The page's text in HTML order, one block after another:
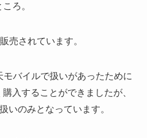
ろ。
売されています。
バイルで扱いがあったために
入することができましたが、
いのみとなっています。